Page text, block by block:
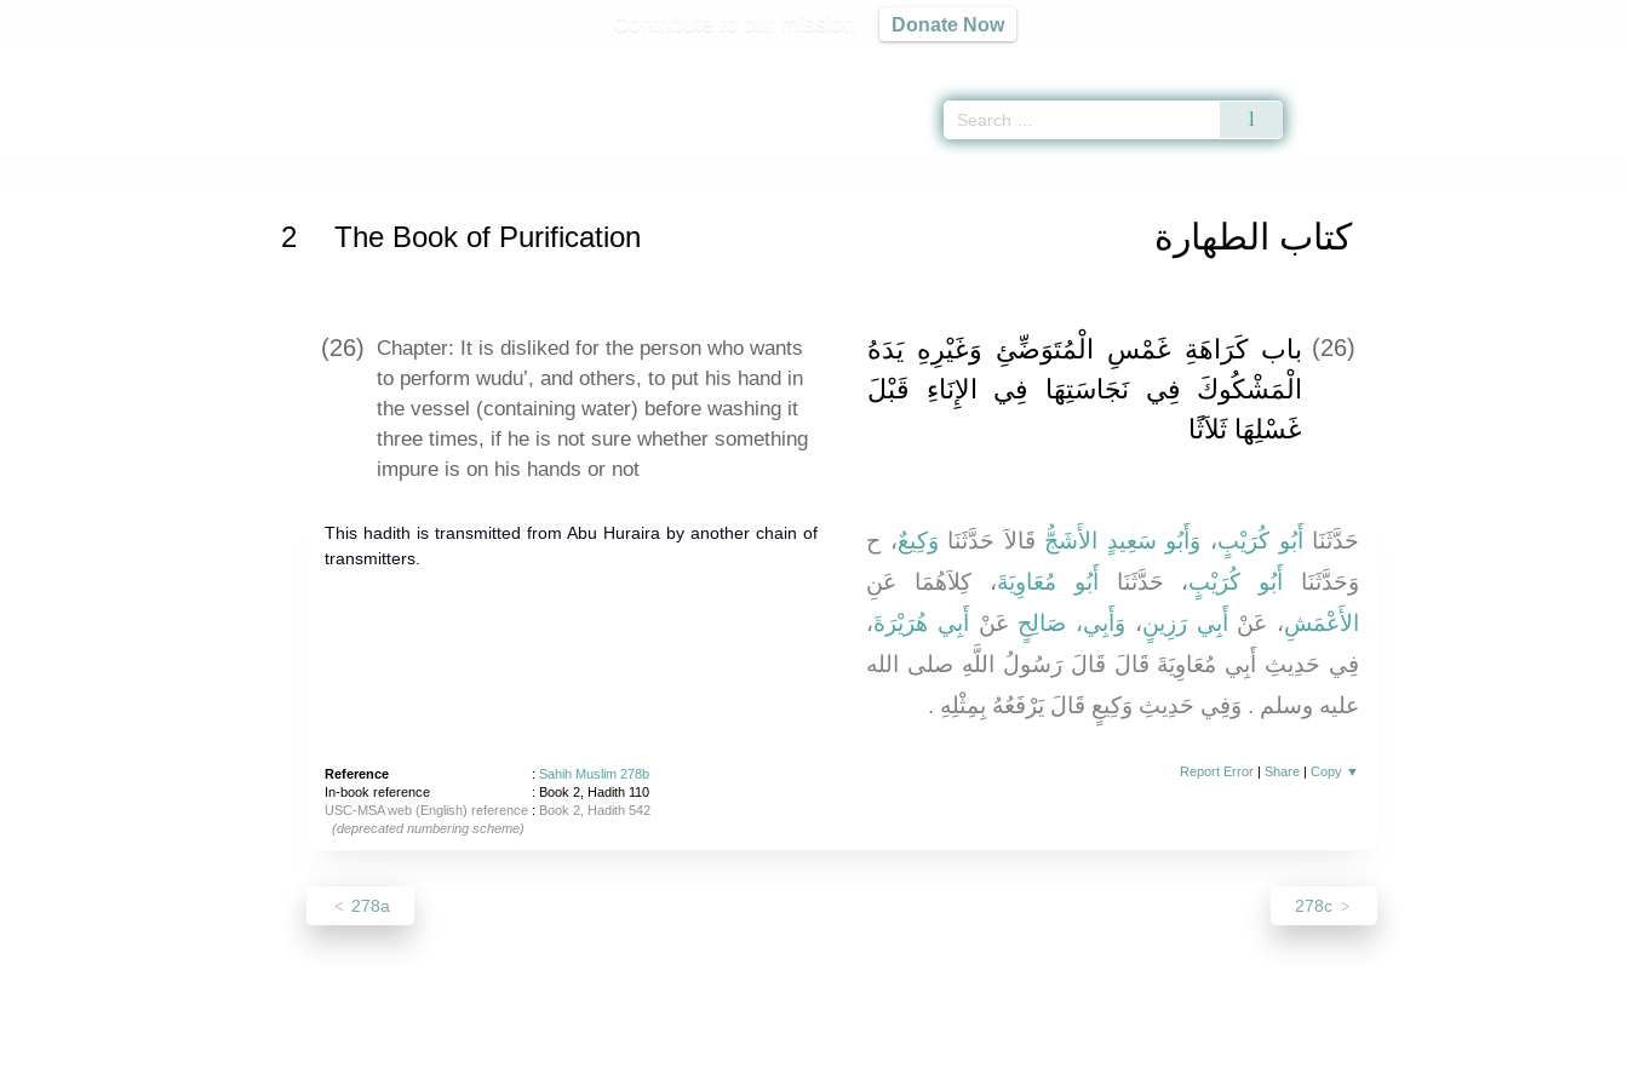
Donate Now
كتاب الطهارة 2 The Book of Purification
(26) Chapter: It is disliked for the person who wants
to perform wudu’, and others, to put his hand in
the vessel (containing water) before washing it
three times, if he is not sure whether something
impure is on his hands or not
(26) باب كَرَاهَةِ غَمْسِ الْمُتَوَضِّئِ وَغَيْرِهِ يَدَهُ
الْمَشْكُوكَ فِي نَجَاسَتِهَا فِي الإِنَاءِ قَبْلَ
غَسْلِهَا ثَلاَثًا
This hadith is transmitted from Abu Huraira by another chain of
transmitters.
حَدَّثَنَا أَبُو كُرَيْبٍ، وَأَبُو سَعِيدٍ الأَشَجُّ قَالاَ حَدَّثَنَا وَكِيعٌ، ح
وَحَدَّثَنَا
أَبُو كُرَيْبٍ، حَدَّثَنَا أَبُو مُعَاوِيَةَ، كِلاَهُمَا عَنِ
الأَعْمَشِ، عَنْ أَبِي رَزِينٍ، وَأَبِي، صَالِحٍ عَنْ أَبِي هُرَيْرَةَ،
فِي حَدِيثِ أَبِي مُعَاوِيَةَ قَالَ قَالَ رَسُولُ اللَّهِ صلى الله
عليه وسلم ‏.‏ وَفِي حَدِيثِ وَكِيعٍ قَالَ يَرْفَعُهُ بِمِثْلِهِ ‏.‏
Reference : Sahih Muslim 278b
In-book reference
: Book 2, Hadith 110
USC-MSA web (English) reference: Book 2, Hadith 542
(deprecated numbering scheme)
Report Error |Share |Copy ▼
278a 278c